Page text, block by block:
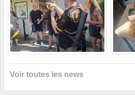
Voir toutes les news